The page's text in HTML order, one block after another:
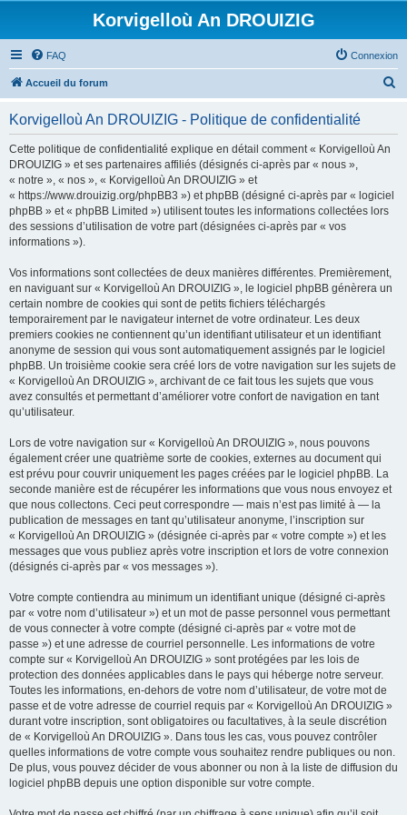
Korvigelloù An DROUIZIG
FAQ Connexion
Accueil du forum
Korvigelloù An DROUIZIG - Politique de confidentialité
Cette politique de confidentialité explique en détail comment « Korvigelloù An
DROUIZIG » et ses partenaires affiliés (désignés ci-après par « nous »,
« notre », « nos », « Korvigelloù An DROUIZIG » et
« https://www.drouizig.org/phpBB3 ») et phpBB (désigné ci-après par « logiciel
phpBB » et « phpBB Limited ») utilisent toutes les informations collectées lors
des sessions d’utilisation de votre part (désignées ci-après par « vos
informations »).
Vos informations sont collectées de deux manières différentes. Premièrement,
en naviguant sur « Korvigelloù An DROUIZIG », le logiciel phpBB génèrera un
certain nombre de cookies qui sont de petits fichiers téléchargés
temporairement par le navigateur internet de votre ordinateur. Les deux
premiers cookies ne contiennent qu’un identifiant utilisateur et un identifiant
anonyme de session qui vous sont automatiquement assignés par le logiciel
phpBB. Un troisième cookie sera créé lors de votre navigation sur les sujets de
« Korvigelloù An DROUIZIG », archivant de ce fait tous les sujets que vous
avez consultés et permettant d’améliorer votre confort de navigation en tant
qu’utilisateur.
Lors de votre navigation sur « Korvigelloù An DROUIZIG », nous pouvons
également créer une quatrième sorte de cookies, externes au document qui
est prévu pour couvrir uniquement les pages créées par le logiciel phpBB. La
seconde manière est de récupérer les informations que vous nous envoyez et
que nous collectons. Ceci peut correspondre — mais n’est pas limité à — la
publication de messages en tant qu’utilisateur anonyme, l’inscription sur
« Korvigelloù An DROUIZIG » (désignée ci-après par « votre compte ») et les
messages que vous publiez après votre inscription et lors de votre connexion
(désignés ci-après par « vos messages »).
Votre compte contiendra au minimum un identifiant unique (désigné ci-après
par « votre nom d’utilisateur ») et un mot de passe personnel vous permettant
de vous connecter à votre compte (désigné ci-après par « votre mot de
passe ») et une adresse de courriel personnelle. Les informations de votre
compte sur « Korvigelloù An DROUIZIG » sont protégées par les lois de
protection des données applicables dans le pays qui héberge notre serveur.
Toutes les informations, en-dehors de votre nom d’utilisateur, de votre mot de
passe et de votre adresse de courriel requis par « Korvigelloù An DROUIZIG »
durant votre inscription, sont obligatoires ou facultatives, à la seule discrétion
de « Korvigelloù An DROUIZIG ». Dans tous les cas, vous pouvez contrôler
quelles informations de votre compte vous souhaitez rendre publiques ou non.
De plus, vous pouvez décider de vous abonner ou non à la liste de diffusion du
logiciel phpBB depuis une option disponible sur votre compte.